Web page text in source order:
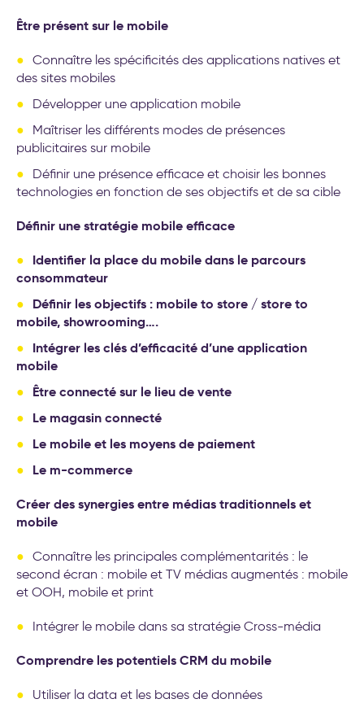
Être présent sur le mobile
Connaître les spécificités des applications natives et
des sites mobiles
Développer une application mobile
Maîtriser les différents modes de présences
publicitaires sur mobile
Définir une présence efficace et choisir les bonnes
technologies en fonction de ses objectifs et de sa cible
Définir une stratégie mobile efficace
Identifier la place du mobile dans le parcours
consommateur
Définir les objectifs : mobile to store / store to
mobile, showrooming….
Intégrer les clés d’efficacité d’une application
mobile
Être connecté sur le lieu de vente
Le magasin connecté
Le mobile et les moyens de paiement
Le m-commerce
Créer des synergies entre médias traditionnels et
mobile
Connaître les principales complémentarités : le
second écran : mobile et TV médias augmentés : mobile
et OOH, mobile et print
Intégrer le mobile dans sa stratégie Cross-média
Comprendre les potentiels CRM du mobile
Utiliser la data et les bases de données